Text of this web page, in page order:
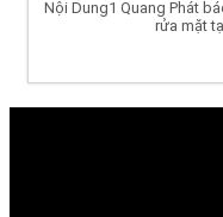
Nội Dung1 Quang Phát
rửa mặt